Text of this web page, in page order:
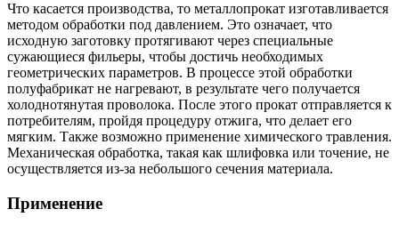
Что касается производства, то металлопрокат изготавливается
методом обработки под давлением. Это означает, что
исходную заготовку протягивают через специальные
сужающиеся фильеры, чтобы достичь необходимых
геометрических параметров. В процессе этой обработки
полуфабрикат не нагревают, в результате чего получается
холоднотянутая проволока. После этого прокат отправляется к
потребителям, пройдя процедуру отжига, что делает его
мягким. Также возможно применение химического травления.
Механическая обработка, такая как шлифовка или точение, не
осуществляется из-за небольшого сечения материала.
Применение